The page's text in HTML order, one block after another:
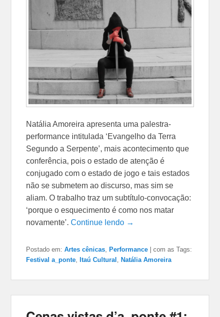
Natália Amoreira apresenta uma palestra-
performance intitulada ‘Evangelho da Terra
Segundo a Serpente’, mais acontecimento que
conferência, pois o estado de atenção é
conjugado com o estado de jogo e tais estados
não se submetem ao discurso, mas sim se
aliam. O trabalho traz um subtítulo-convocação:
‘porque o esquecimento é como nos matar
novamente’.Continue lendo →
Postado em: Artes cênicas, Performance |com as Tags:
Festival a_ponte, Itaú Cultural , Natália Amoreira